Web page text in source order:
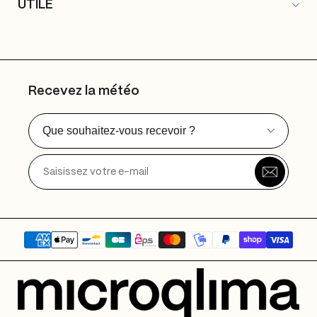
Événements
UTILE
Livraison & retours
CGVRecevez la météo
Que souhaitez-vous recevoir ?